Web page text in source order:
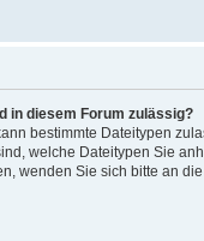
in diesem Forum zulässig?
bestimmte Dateitypen
welche Dateitypen Sie
wenden Sie sich bitte an